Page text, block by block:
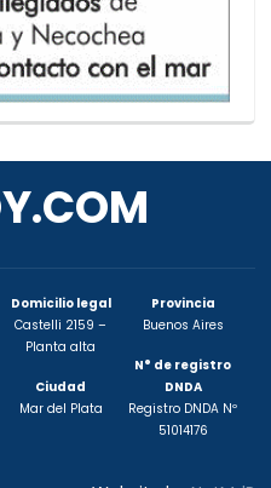
Domicilio legal
Castelli 2159 –
Planta alta
Ciudad
Mar del Plata
Provincia
Buenos Aires
N° de registro
DNDA
Registro DNDA Nº
51014176